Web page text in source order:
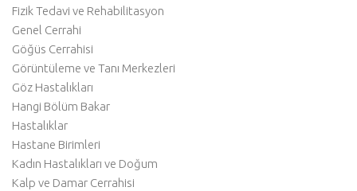
Fizik Tedavi ve Rehabilitasyon
Genel Cerrahi
Göğüs Cerrahisi
Görüntüleme ve Tanı Merkezleri
Göz Hastalıkları
Hangi Bölüm Bakar
Hastalıklar
Hastane Birimleri
Kadın Hastalıkları ve Doğum
Kalp ve Damar Cerrahisi